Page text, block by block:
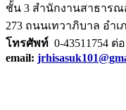
ชั้น 3 สำนักงานสาธารณ
273 ถนนเทวาภิบาล อำเ
โทรศัพท์ 0-43511754 ต่
email: